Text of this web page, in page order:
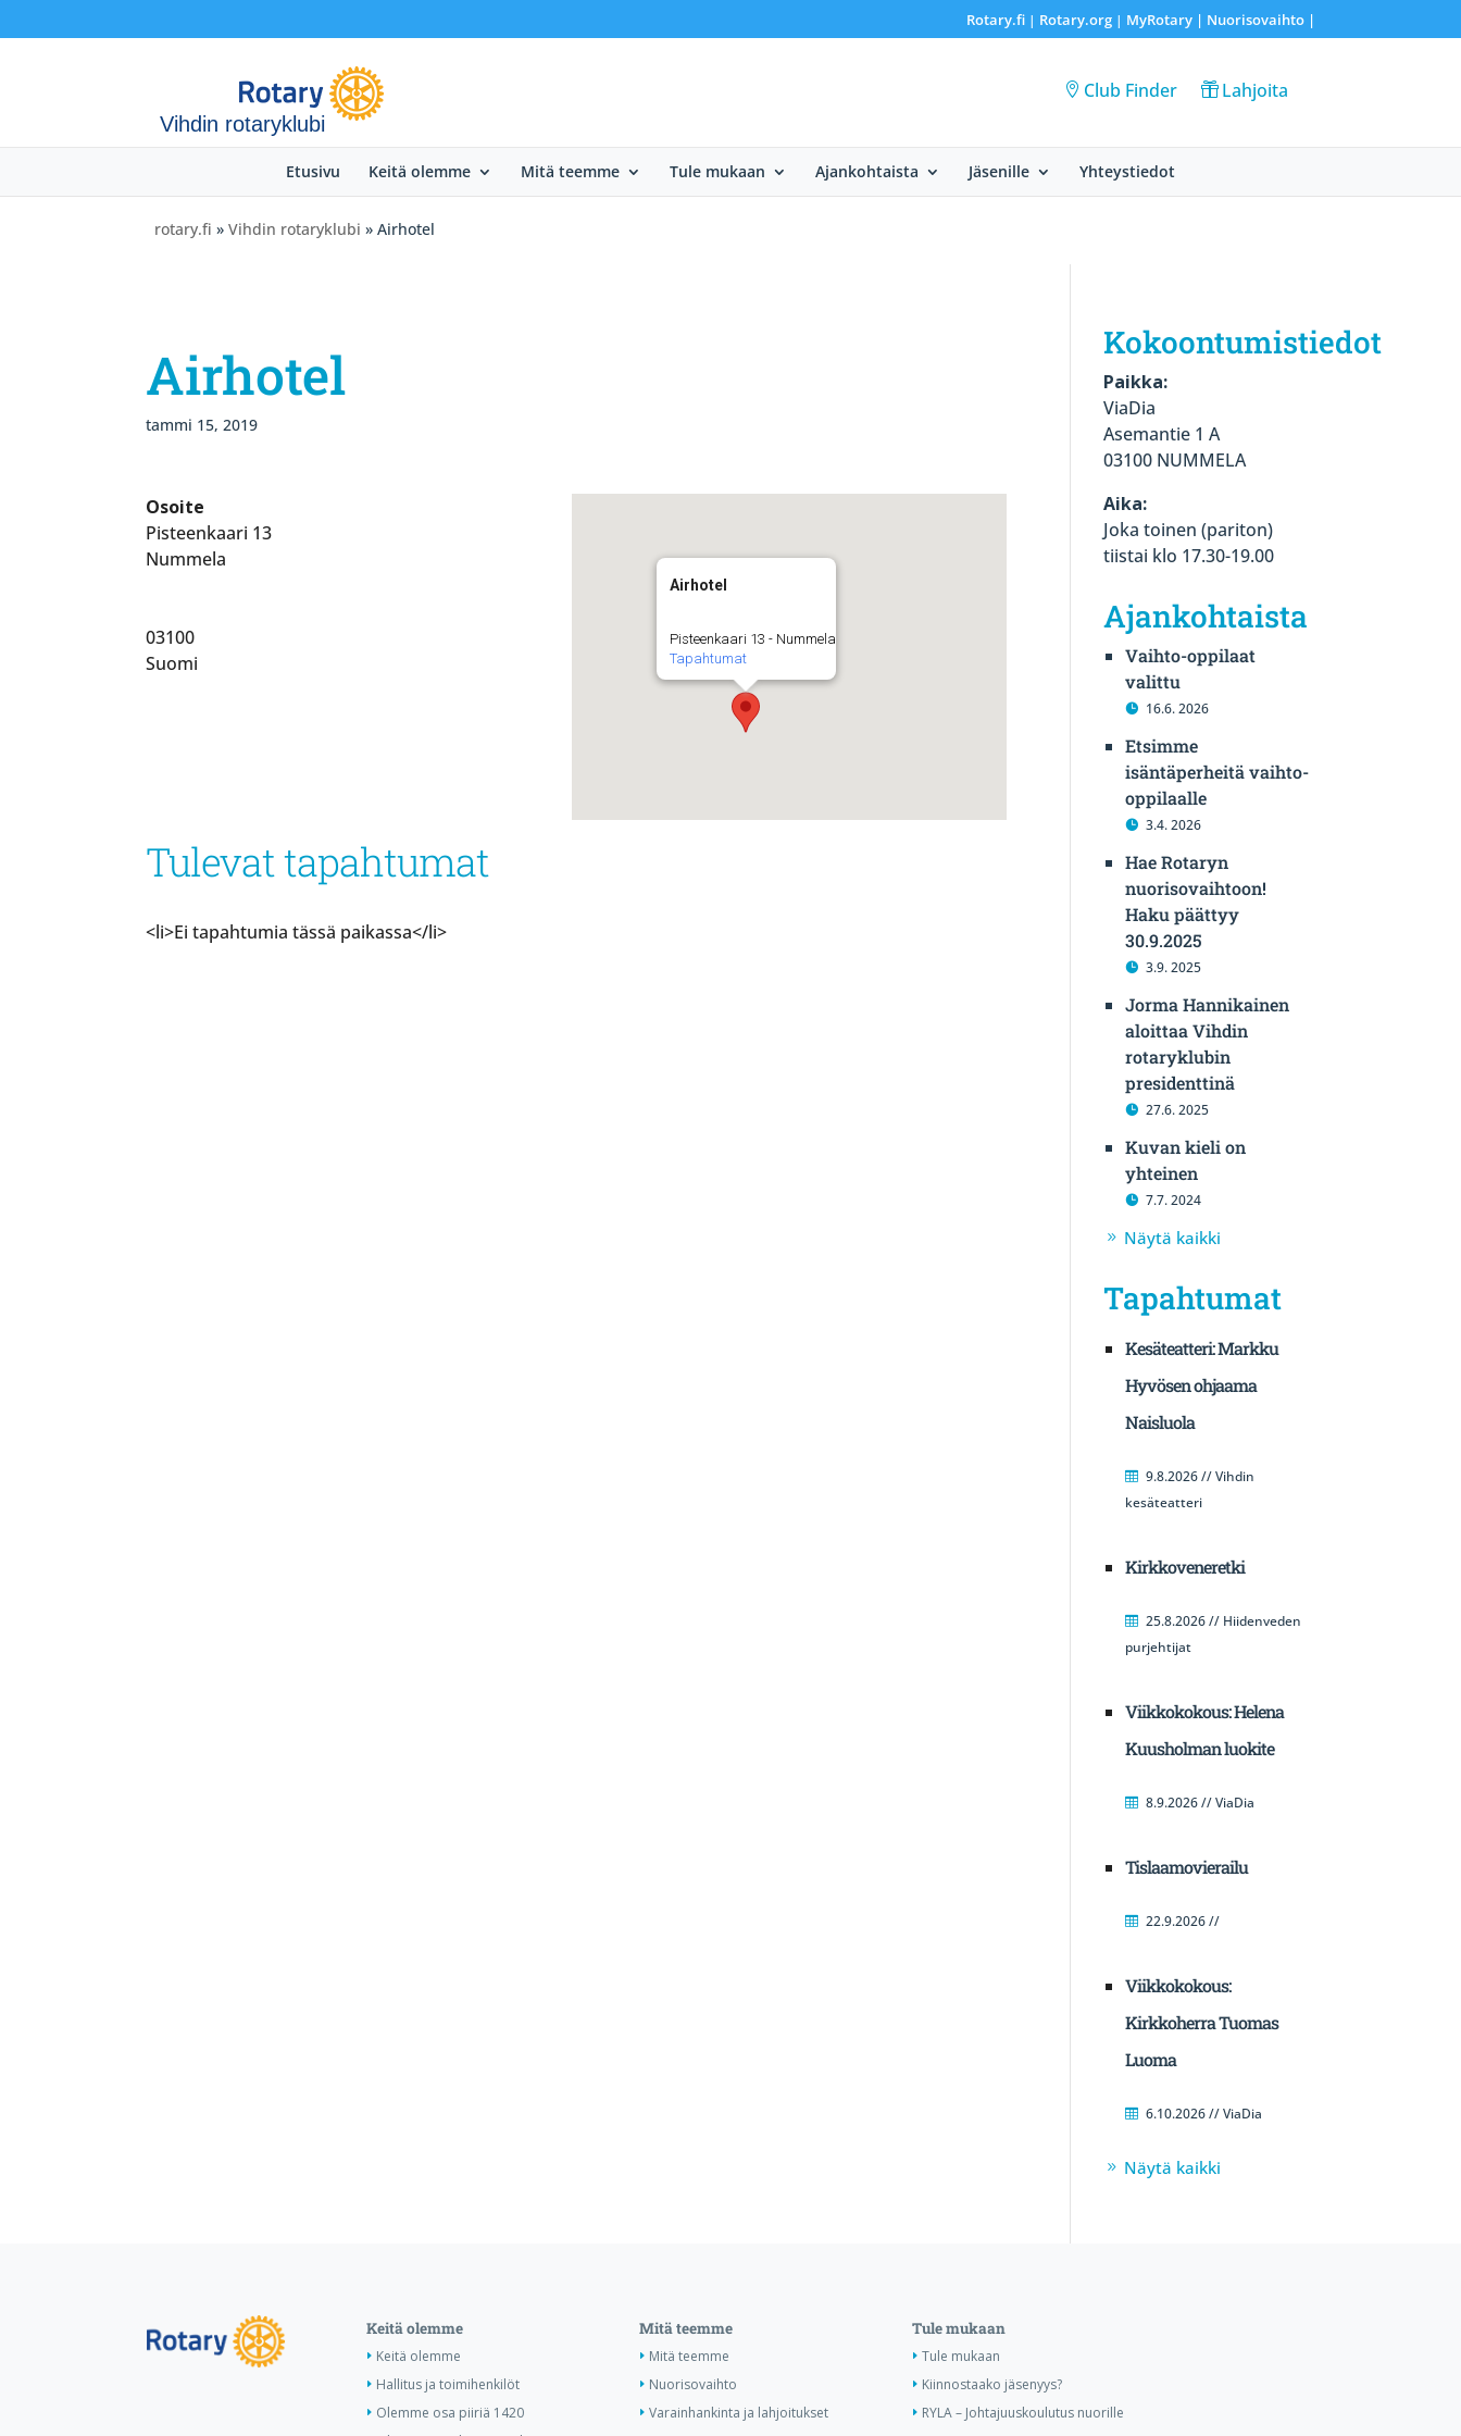
Rotary.fi| Rotary.org| MyRotary | Nuorisovaihto|
Vihdin rotaryklubi
Club Finder Lahjoita
Etusivu Keitä olemme Mitä teemme Tule mukaan Ajankohtaista Jäsenille Yhteystiedot
rotary.fi » Vihdin rotaryklubi » Airhotel
Airhotel
tammi 15, 2019
Airhotel
Pisteenkaari 13 - Nummela
Tapahtumat
Osoite
Pisteenkaari 13
Nummela
03100
Suomi
Tulevat tapahtumat
<li>Ei tapahtumia tässä paikassa</li>
Kokoontumistiedot
Paikka:
ViaDia
Asemantie 1 A
03100 NUMMELA
Aika:
Joka toinen (pariton)
tiistai klo 17.30-19.00
Ajankohtaista
Vaihto-oppilaat
valittu
16.6. 2026
Etsimme
isäntäperheitä vaihto-
oppilaalle
3.4. 2026
Hae Rotaryn
nuorisovaihtoon!
Haku päättyy
30.9.2025
3.9. 2025
Jorma Hannikainen
aloittaa Vihdin
rotaryklubin
presidenttinä
27.6. 2025
Kuvan kieli on
yhteinen
7.7. 2024
Näytä kaikki
Tapahtumat
Kesäteatteri: Markku
Hyvösen ohjaama
Naisluola
9.8.2026 // Vihdin
kesäteatteri
Kirkkoveneretki
25.8.2026 // Hiidenveden
purjehtijat
Viikkokokous: Helena
Kuusholman luokite
8.9.2026 // ViaDia
Tislaamovierailu
22.9.2026 //
Viikkokokous:
Kirkkoherra Tuomas
Luoma
6.10.2026 // ViaDia
Näytä kaikki
Keitä olemme
Keitä olemme
Hallitus ja toimihenkilöt
Olemme osa piiriä 1420
Mitä teemme
Mitä teemme
Nuorisovaihto
Varainhankinta ja lahjoitukset
Tule mukaan
Tule mukaan
Kiinnostaako jäsenyys?
RYLA – Johtajuuskoulutus nuorille